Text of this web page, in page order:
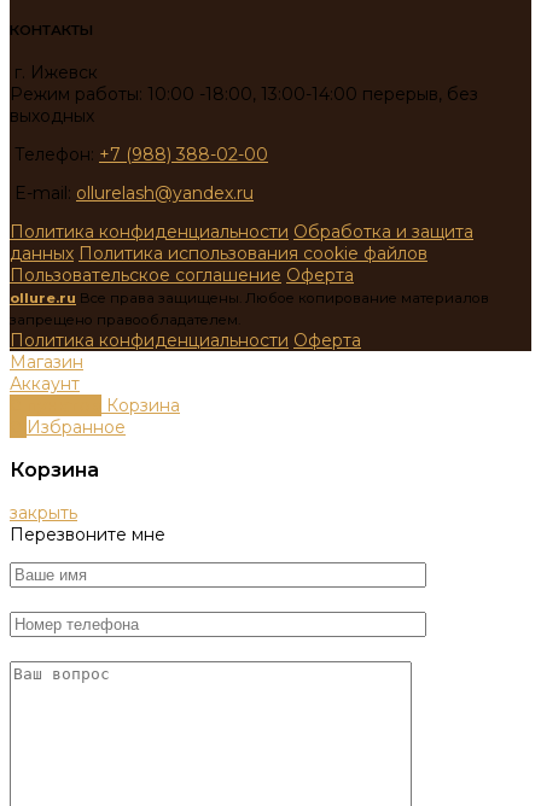
КОНТАКТЫ
г. Ижевск
Режим работы: 10:00 -18:00, 13:00-14:00 перерыв, без
выходных
Телефон: +7 (988) 388-02-00
E-mail: ollurelash@yandex.ru
Политика конфиденциальности Обработка и защита
данных Политика использования cookie файлов
Пользовательское соглашение Оферта
ollure.ru Все права защищены. Любое копирование материалов
запрещено правообладателем.
Политика конфиденциальности Оферта
Магазин
Аккаунт
Корзина
Избранное
Корзина
закрыть
Перезвоните мне